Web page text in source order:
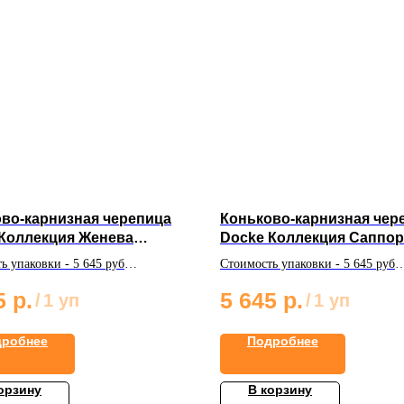
карнизная черепица
Женева
упаковки - 5 645 руб
22 / 11 м²
р./1 уп
Коньково-карнизная
Docke Коллекция
"Вагаси"
Стоимость упаковки - 5 645 руб
упаковки: 22 / 11 м²
5 645 р./1 уп
Подробнее
В корзину